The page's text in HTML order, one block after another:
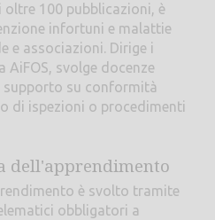
100 pubblicazioni, è
infortuni e malattie
e associazioni. Dirige i
AiFOS, svolge docenze
supporto su conformità
di ispezioni o procedimenti
dell'apprendimento
è svolto tramite
obbligatori a